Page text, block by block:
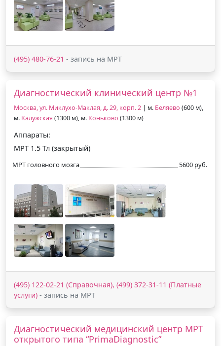
(495) 480-76-21 - запись на МРТ
Диагностический клинический центр №1
Москва, ул. Миклухо-Маклая, д. 29, корп. 2 | м. Беляево (600 м),
м. Калужская (1300 м), м. Коньково (1300 м)
Аппараты:
МРТ 1.5 Тл (закрытый)
МРТ головного мозга 5600 руб.
(495) 122-02-21 (Справочная), (499) 372-31-11 (Платные
услуги) - запись на МРТ
Диагностический медицинский центр МРТ
открытого типа “PrimaDiagnostic”